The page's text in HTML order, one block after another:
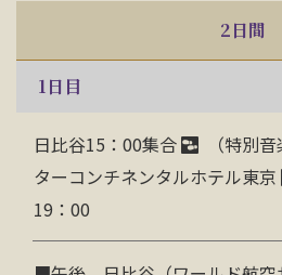
2日間
1日目
日比谷15：00集合 （特別音
ターコンチネンタルホテル東京
19：00